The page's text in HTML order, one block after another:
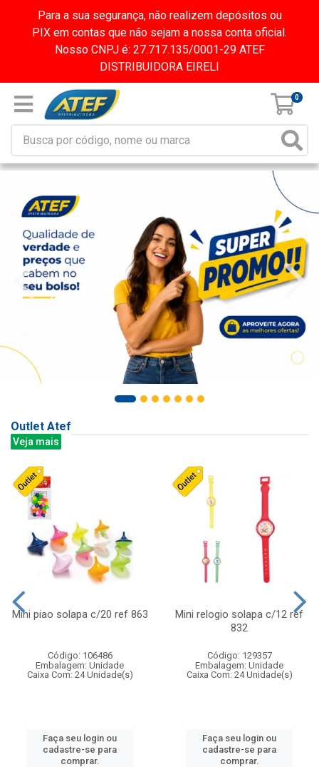
Para a sua segurança, não realizem depósitos ou
PIX em contas que não sejam a nossa conta oficial.
Nosso CNPJ é: 27.717.135/0001-29 ATEF
DISTRIBUIDORA EIRELI
0
Outlet Atef
Veja mais
Mini piao solapa c/20 ref 863
Código: 106486
Embalagem: Unidade
Caixa Com: 24 Unidade(s)
Faça seu login ou
cadastre-se para
comprar.
Mini relogio solapa c/12 ref
832
Código: 129357
Embalagem: Unidade
Caixa Com: 24 Unidade(s)
Faça seu login ou
cadastre-se para
comprar.